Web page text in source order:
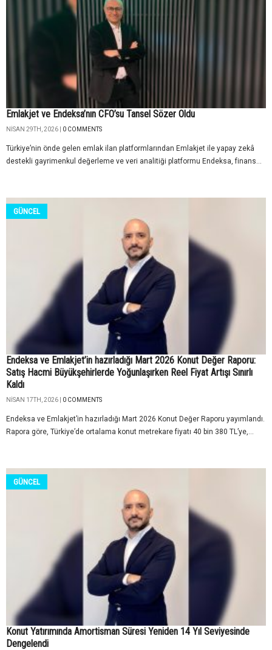
Emlakjet ve Endeksa’nın CFO’su Tansel Sözer Oldu
NISAN 29TH, 2026 | 0 COMMENTS
Türkiye’nin önde gelen emlak ilan platformlarından Emlakjet ile yapay zekâ
destekli gayrimenkul değerleme ve veri analitiği platformu Endeksa, finans...
GÜNCEL
Endeksa ve Emlakjet’in hazırladığı Mart 2026 Konut Değer Raporu:
Satış Hacmi Büyükşehirlerde Yoğunlaşırken Reel Fiyat Artışı Sınırlı
Kaldı
NISAN 17TH, 2026 | 0 COMMENTS
Endeksa ve Emlakjet’in hazırladığı Mart 2026 Konut Değer Raporu yayımlandı.
Rapora göre, Türkiye’de ortalama konut metrekare fiyatı 40 bin 380 TL’ye,...
GÜNCEL
Konut Yatırımında Amortisman Süresi Yeniden 14 Yıl Seviyesinde
Dengelendi